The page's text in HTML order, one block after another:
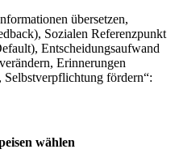
übersetzen,
Sozialen Referenzpunkt
Entscheidungsaufwand
Erinnerungen
fördern“:
wählen